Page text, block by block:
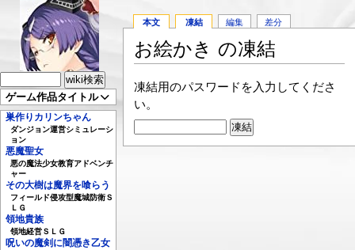
ゲーム作品タイトル
巣作りカリンちゃん
ダンジョン運営シミュレーシ
ョン
悪魔聖女
悪の魔法少女教育アドベンチ
ャー
その大樹は魔界を喰らう
フィールド侵攻型魔城防衛Ｓ
ＬＧ
領地貴族
領地経営ＳＬＧ
呪いの魔剣に闇憑き乙女
本文 凍結 編集 差分
お絵かき の凍結
凍結用のパスワードを入力してくださ
い。